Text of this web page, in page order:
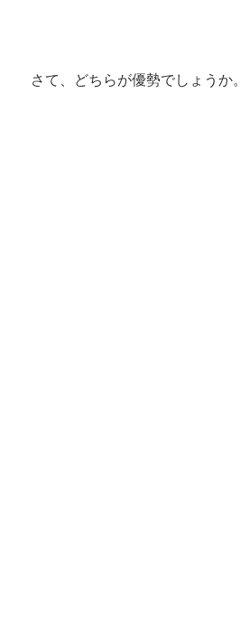
さて、どちらが優勢でしょうか。